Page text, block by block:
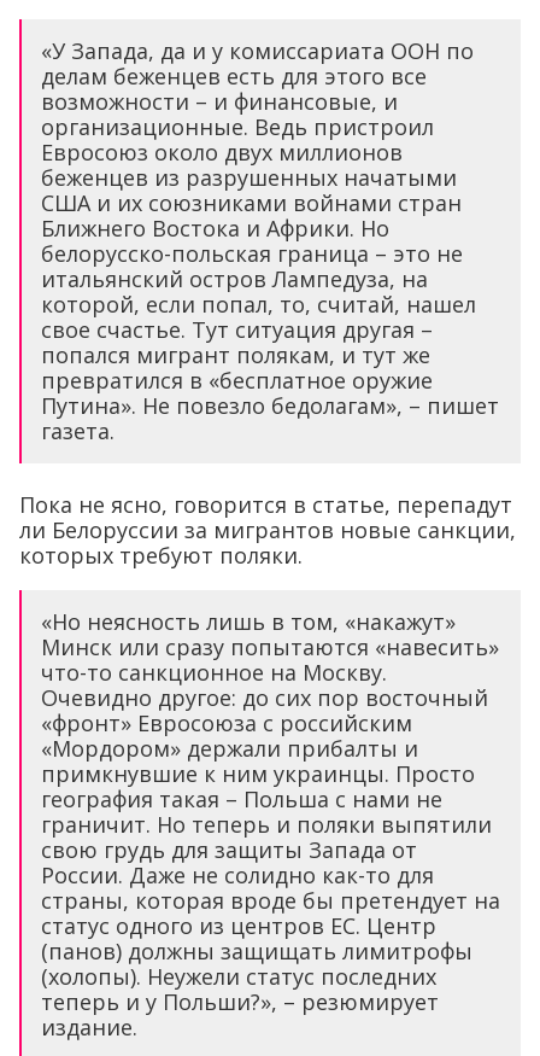
«У Запада, да и у комиссариата ООН по
делам беженцев есть для этого все
возможности – и финансовые, и
организационные. Ведь пристроил
Евросоюз около двух миллионов
беженцев из разрушенных начатыми
США и их союзниками войнами стран
Ближнего Востока и Африки. Но
белорусско-польская граница – это не
итальянский остров Лампедуза, на
которой, если попал, то, считай, нашел
свое счастье. Тут ситуация другая –
попался мигрант полякам, и тут же
превратился в «бесплатное оружие
Путина». Не повезло бедолагам», – пишет
газета.
Пока не ясно, говорится в статье, перепадут
ли Белоруссии за мигрантов новые санкции,
которых требуют поляки.
«Но неясность лишь в том, «накажут»
Минск или сразу попытаются «навесить»
что-то санкционное на Москву.
Очевидно другое: до сих пор восточный
«фронт» Евросоюза с российским
«Мордором» держали прибалты и
примкнувшие к ним украинцы. Просто
география такая – Польша с нами не
граничит. Но теперь и поляки выпятили
свою грудь для защиты Запада от
России. Даже не солидно как-то для
страны, которая вроде бы претендует на
статус одного из центров ЕС. Центр
(панов) должны защищать лимитрофы
(холопы). Неужели статус последних
теперь и у Польши?», – резюмирует
издание.